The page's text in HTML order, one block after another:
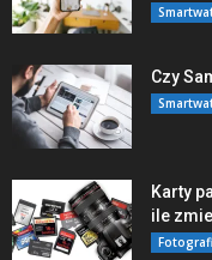
Czy
Karty
ile